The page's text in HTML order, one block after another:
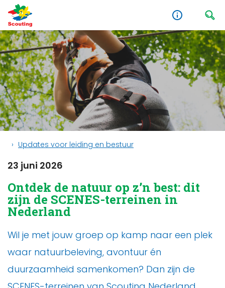
Updates voor leiding en bestuur
23 juni 2026
Ontdek de natuur op z’n best: dit
zijn de SCENES-terreinen in
Nederland
Wil je met jouw groep op kamp naar een plek
waar natuurbeleving, avontuur én
duurzaamheid samenkomen? Dan zijn de